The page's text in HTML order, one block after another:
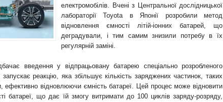
електромобілів. Вчені з Центральної дослідницької
лабораторії Toyota в Японії розробили метод
відновлення ємності літій-іонних батарей, що
деградували, і тим самим знизили потребу в їх
регулярній заміні.
введення у відпрацьовану батарею спеціально розробленого
запускає реакцію, яка збільшує кількість заряджених частинок, таких
ефективно відновлюючи ємність батареї. Цей процес може відновити
батареї, що дає їй змогу витримати до 100 циклів заряду-розряду,